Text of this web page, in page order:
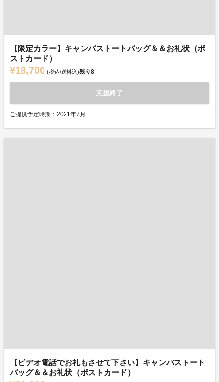
【限定カラー】キャンバストートバッグ＆＆お礼状（ポ
ストカード）
¥18,700 (税込/送料込)残り8
支援終了
ご提供予定時期：2021年7月
【ビデオ電話でお礼もさせて下さい】キャンバストート
バッグ＆＆お礼状（ポストカード）